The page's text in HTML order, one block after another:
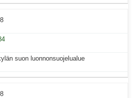
suon luonnonsuojelualue